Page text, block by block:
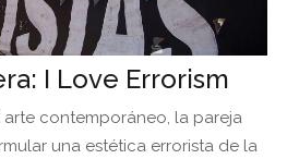
I Love Errorism
arte contemporáneo, la pareja
una estética errorista de la